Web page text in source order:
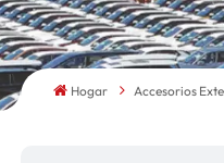
Hogar Accesorios